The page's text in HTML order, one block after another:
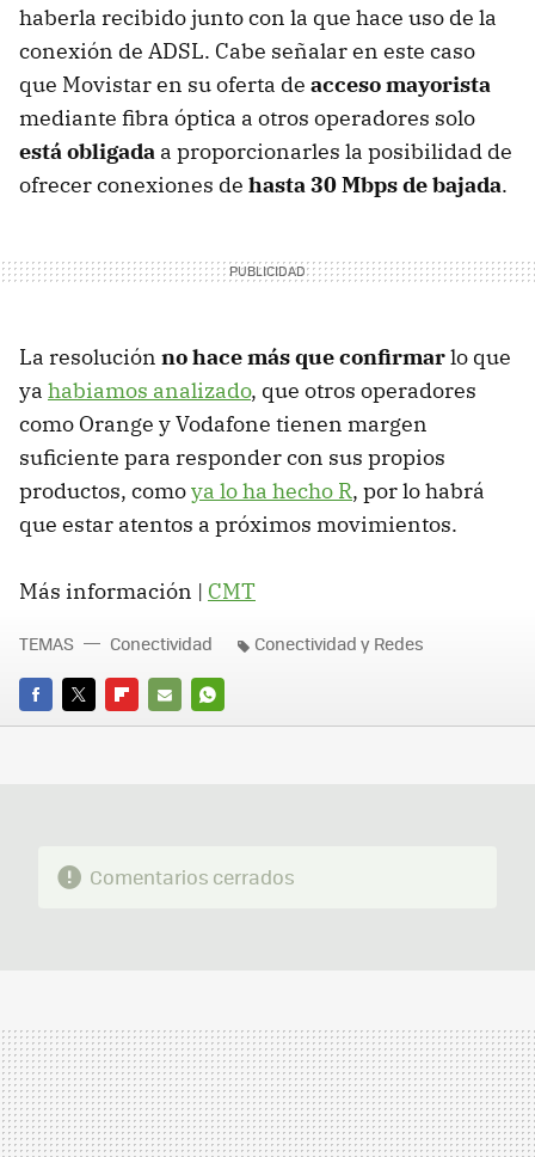
haberla recibido junto con la que hace uso de la
conexión de ADSL. Cabe señalar en este caso
que Movistar en su oferta de acceso mayorista
mediante fibra óptica a otros operadores solo
está obligada a proporcionarles la posibilidad de
ofrecer conexiones de hasta 30 Mbps de bajada.
La resolución no hace más que confirmarlo que
ya habiamos analizado, que otros operadores
como Orange y Vodafone tienen margen
suficiente para responder con sus propios
productos, comoya lo ha hecho R, por lo habrá
que estar atentos a próximos movimientos.
Más información | CMT
FACEBOOK
TWITTERFLIPBOARD
E-
WHATSAPP
TEMAS Conectividad Conectividad y Redes
Comentarios cerrados